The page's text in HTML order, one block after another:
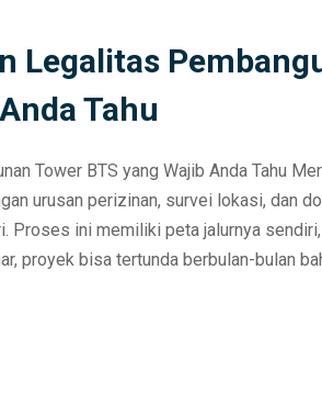
Legalitas
Tahu
Tower BTS yang Wajib Anda Tahu
urusan perizinan, survei lokasi, dan
Proses ini memiliki peta jalurnya sendiri,
proyek bisa tertunda berbulan-bulan